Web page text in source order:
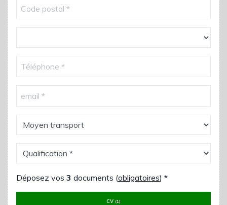
Déposez vos 3 documents (obligatoires) *
CV (1)